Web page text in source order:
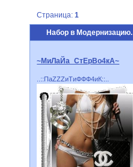
Набор в Модернизацию.
Страница:1
~МиЛаЙа_СтЕрВо4кА~
..::ПаZZZиТиФФФ4иК::..